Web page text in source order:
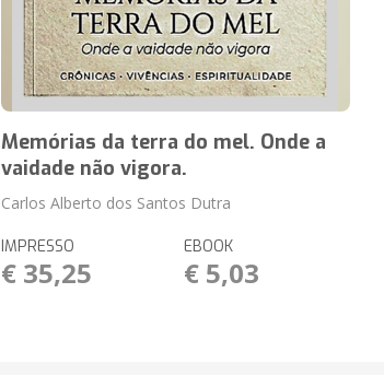
Memórias da terra do mel. Onde a
vaidade não vigora.
Carlos Alberto dos Santos Dutra
IMPRESSO
€ 35,25
EBOOK
€ 5,03